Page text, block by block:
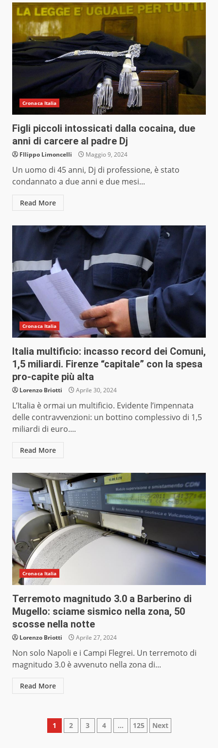
Cronaca Italia
Figli piccoli intossicati dalla cocaina, due
anni di carcere al padre Dj
FIlippo Limoncelli Maggio 9, 2024
Un uomo di 45 anni, Dj di professione, è stato
condannato a due anni e due mesi...
Read More
Cronaca Italia
Italia multificio: incasso record dei Comuni,
1,5 miliardi. Firenze “capitale” con la spesa
pro-capite più alta
Lorenzo Briotti Aprile 30, 2024
L’Italia è ormai un multificio. Evidente l’impennata
delle contravvenzioni: un bottino complessivo di 1,5
miliardi di euro....
Read More
Cronaca Italia
Terremoto magnitudo 3.0 a Barberino di
Mugello: sciame sismico nella zona, 50
scosse nella notte
Lorenzo Briotti Aprile 27, 2024
Non solo Napoli e i Campi Flegrei. Un terremoto di
magnitudo 3.0 è avvenuto nella zona di...
Read More
Paginazione
1 2 3 4 … 125 Next